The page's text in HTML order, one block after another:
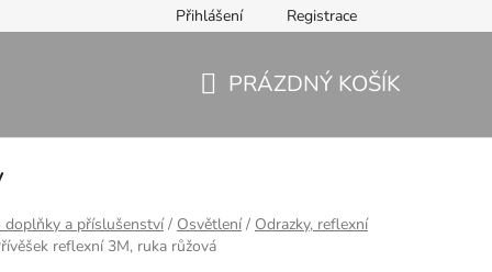
Přihlášení Registrace
PRÁZDNÝ KOŠÍK
doplňky a příslušenství / Osvětlení / Odrazky, reflexní
reflexní 3M, ruka růžová